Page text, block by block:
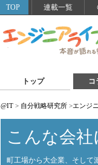
TOP 連載一覧
トップ コ
@IT > 自分戦略研究所 >エンジ
こんな会社
町工場から大企業、そして